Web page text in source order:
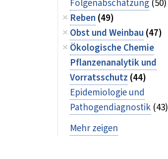
Folgenabschätzung (50)
Reben (49)
Obst und Weinbau (47)
Ökologische Chemie
Pflanzenanalytik und
Vorratsschutz (44)
Epidemiologie und
Pathogendiagnostik (43)
Mehr zeigen